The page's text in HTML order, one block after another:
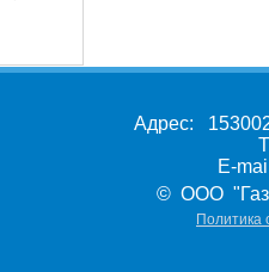
Адрес:
E-
© ООО
Политика